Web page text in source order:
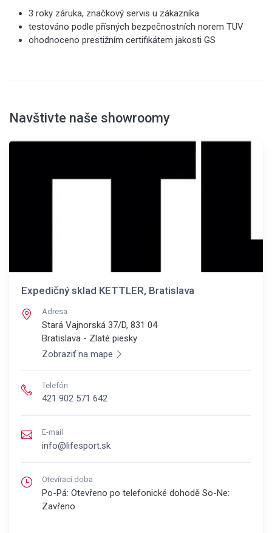
3 roky záruka, značkový servis u zákazníka
testováno podle přísných bezpečnostních norem TÜV
ohodnoceno prestižním certifikátem jakosti GS
Navštivte naše showroomy
Expedičný sklad KETTLER, Bratislava
Adresa
Stará Vajnorská 37/D, 831 04
Bratislava - Zlaté piesky
Zobraziť na mape
Telefón
421 902 571 642
E-mail
info@lifesport.sk
Otevírací doba
Po-Pá: Otevřeno po telefonické dohodě So-Ne:
Zavřeno